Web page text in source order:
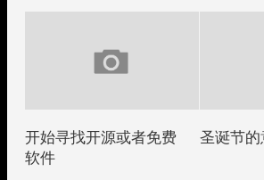
开始寻找开源或者免费
软件
圣诞节的